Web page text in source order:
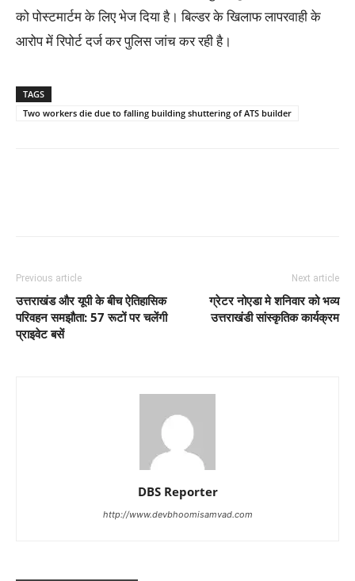
को पोस्टमार्टम के लिए भेज दिया है। बिल्डर के खिलाफ लापरवाही के
आरोप में रिपोर्ट दर्ज कर पुलिस जांच कर रही है।
TAGS
Two workers die due to falling building shuttering of ATS builder
Previous article
उत्तराखंड और यूपी के बीच ऐतिहासिक
परिवहन समझौता: 57 रूटों पर चलेंगी
प्राइवेट बसें
Next article
ग्रेटर नोएडा मे शनिवार को भव्य
उत्तराखंडी सांस्कृतिक कार्यक्रम
DBS Reporter
http://www.devbhoomisamvad.com